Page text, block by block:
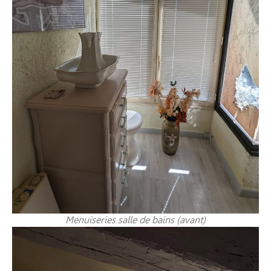
Menuiseries salle de bains (avant)